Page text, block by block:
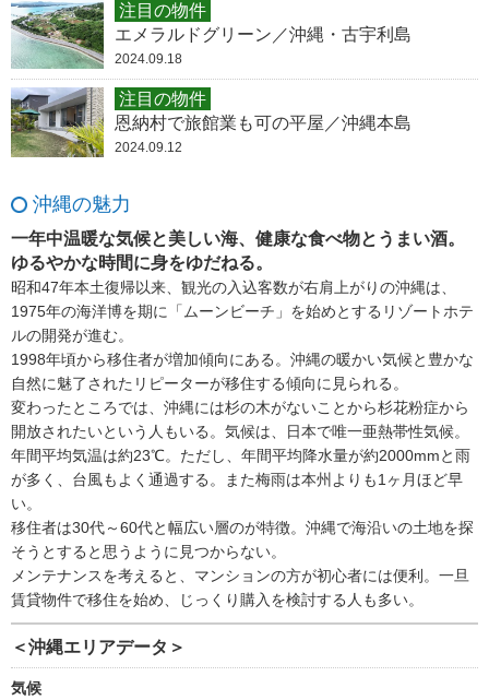
注目の物件
エメラルドグリーン／沖縄・古宇利島
2024.09.18
注目の物件
恩納村で旅館業も可の平屋／沖縄本島
2024.09.12
沖縄の魅力
一年中温暖な気候と美しい海、健康な食べ物とうまい酒。
ゆるやかな時間に身をゆだねる。
昭和47年本土復帰以来、観光の入込客数が右肩上がりの沖縄は、
1975年の海洋博を期に「ムーンビーチ」を始めとするリゾートホテ
ルの開発が進む。
1998年頃から移住者が増加傾向にある。沖縄の暖かい気候と豊かな
自然に魅了されたリピーターが移住する傾向に見られる。
変わったところでは、沖縄には杉の木がないことから杉花粉症から
開放されたいという人もいる。気候は、日本で唯一亜熱帯性気候。
年間平均気温は約23℃。ただし、年間平均降水量が約2000mmと雨
が多く、台風もよく通過する。また梅雨は本州よりも1ヶ月ほど早
い。
移住者は30代～60代と幅広い層のが特徴。沖縄で海沿いの土地を探
そうとすると思うように見つからない。
メンテナンスを考えると、マンションの方が初心者には便利。一旦
賃貸物件で移住を始め、じっくり購入を検討する人も多い。
＜沖縄エリアデータ＞
気候